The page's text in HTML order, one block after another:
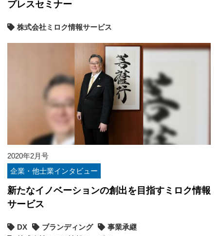
プレスセミナー
株式会社ミロク情報サービス
2020年2月号
企業・他士業インタビュー
新たなイノベーションの創出を目指すミロク情報
サービス
DX ブランディング
事業承継